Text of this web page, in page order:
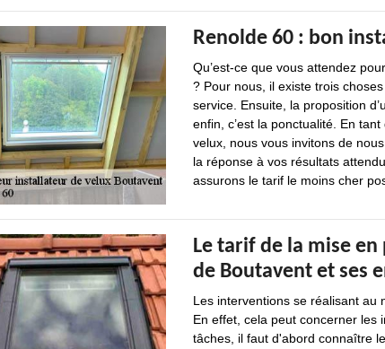
Renolde 60 : bon
Qu’est-ce que vous attendez
? Pour nous, il existe trois
service. Ensuite, la proposition
enfin, c’est la ponctualité. En
velux, nous vous invitons de
la réponse à vos résultats
assurons le tarif le moins cher
Le tarif de la mise en
de Boutavent et ses
Les interventions se réalisant au
En effet, cela peut concerner les
tâches, il faut d'abord connaître